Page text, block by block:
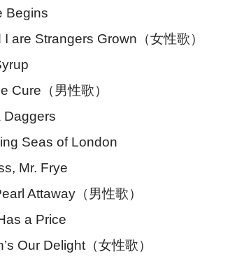
Begins
are Strangers Grown（女性歌）
Cure（男性歌）
Daggers
Seas of London
Mr. Frye
Attaway（男性歌）
a Price
Our Delight（女性歌）